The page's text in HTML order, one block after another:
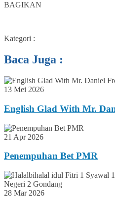
BAGIKAN
Kategori :
Baca Juga :
13 Mei 2026
English Glad With Mr.
21 Apr 2026
Penempuhan Bet PMR
28 Mar 2026